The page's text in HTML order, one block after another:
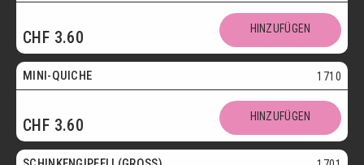
CHF 3.60 HINZUFÜGEN
Mini
MINI-QUICHE 1710
CHF 3.60 HINZUFÜGEN